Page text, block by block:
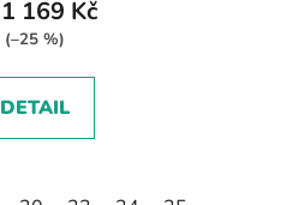
1 169 Kč
(–25 %)
DETAIL